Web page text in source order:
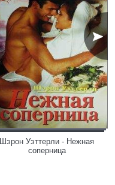
Шэрон Уэттерли - Нежная
соперница